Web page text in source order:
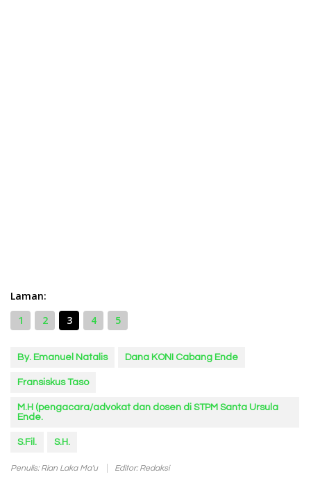
Laman:
1
2 3 4 5
By. Emanuel Natalis Dana KONI Cabang Ende
Fransiskus Taso
M.H (pengacara/advokat dan dosen di STPM Santa Ursula
Ende.
S.Fil. S.H.
Penulis: Rian Laka Ma'u Editor: Redaksi